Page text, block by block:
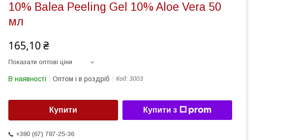
10% Balea Peeling Gel 10% Aloe Vera 50
мл
165,10 ₴
Показати оптові ціни
В наявності Оптом і в роздріб Код: 3003
Купити Купити з
+380 (67) 787-25-36